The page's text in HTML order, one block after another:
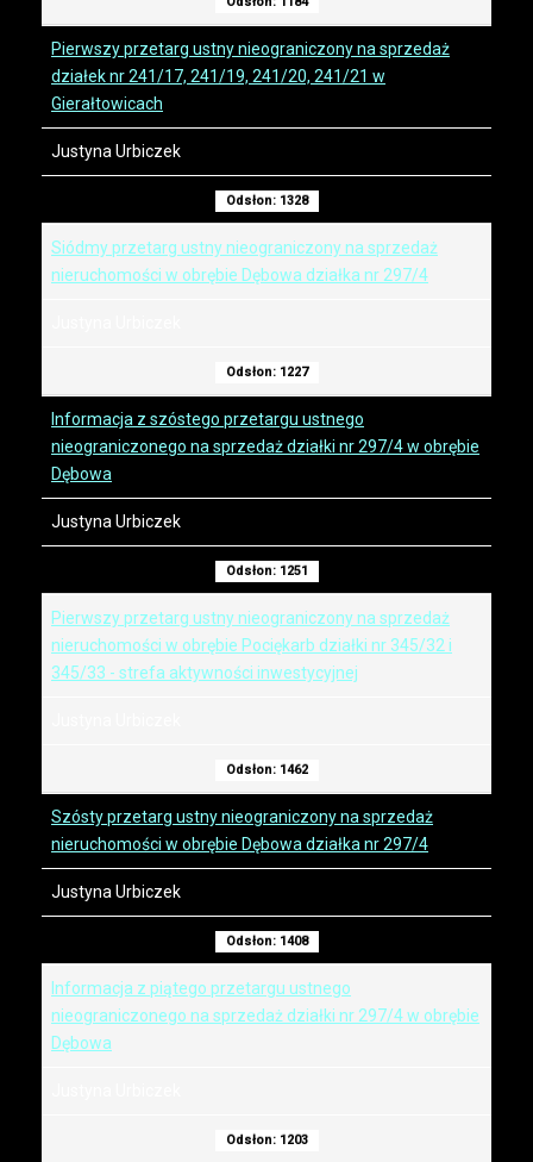
Pierwszy przetarg ustny nieograniczony na sprzedaż
działek nr 241/17, 241/19, 241/20, 241/21 w
Gierałtowicach
Justyna Urbiczek
Odsłon: 1328
Siódmy przetarg ustny nieograniczony na sprzedaż
nieruchomości w obrębie Dębowa działka nr 297/4
Odsłon: 1227
Informacja z szóstego przetargu ustnego
nieograniczonego na sprzedaż działki nr 297/4 w obrębie
Dębowa
Justyna Urbiczek
Odsłon: 1251
Pierwszy przetarg ustny nieograniczony na sprzedaż
nieruchomości w obrębie Pociękarb działki nr 345/32 i
345/33 - strefa aktywności inwestycyjnej
Odsłon: 1462
Szósty przetarg ustny nieograniczony na sprzedaż
nieruchomości w obrębie Dębowa działka nr 297/4
Justyna Urbiczek
Odsłon: 1408
Informacja z piątego przetargu ustnego
nieograniczonego na sprzedaż działki nr 297/4 w obrębie
Dębowa
Odsłon: 1203